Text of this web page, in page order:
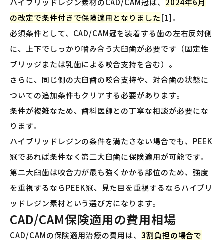
ハイブリッドレジン素材のCAD/CAM冠は、 2024年6月
の改定で条件付きで保険適用となりました[1]。
必須条件として、CAD/CAM冠を装着する歯の左右反対側
に、上下でしっかり噛み合う大臼歯が必要です（固定性
ブリッジまたは乳歯による咬合支持を含む）。
さらに、同じ側の大臼歯の咬合支持や、対合歯の状態に
ついての追加条件もクリアする必要があります。
条件が複雑なため、歯科医師との丁寧な相談が必要にな
ります。
ハイブリッドレジンの条件を満たさない場合でも、PEEK
冠であれば条件なく第二大臼歯に保険適用が可能です。
第二大臼歯は咬合力が最も強くかかる部位のため、強度
を重視するならPEEK冠、見た目を重視するならハイブリ
ッドレジン素材という選び方になります。
CAD/CAM保険適用の費用相場
CAD/CAMの保険適用治療の費用は、 3割負担の場合で